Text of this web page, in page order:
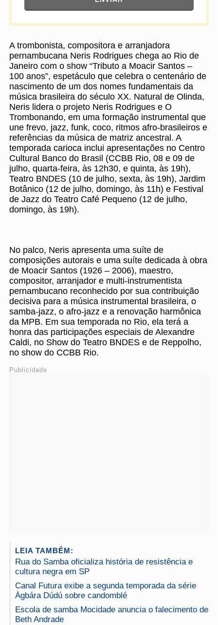
A trombonista, compositora e arranjadora
pernambucana Neris Rodrigues chega ao Rio de
Janeiro com o show “Tributo a Moacir Santos –
100 anos”, espetáculo que celebra o centenário de
nascimento de um dos nomes fundamentais da
música brasileira do século XX. Natural de Olinda,
Neris lidera o projeto Neris Rodrigues e O
Trombonando, em uma formação instrumental que
une frevo, jazz, funk, coco, ritmos afro-brasileiros e
referências da música de matriz ancestral. A
temporada carioca inclui apresentações no Centro
Cultural Banco do Brasil (CCBB Rio, 08 e 09 de
julho, quarta-feira, às 12h30, e quinta, às 19h),
Teatro BNDES (10 de julho, sexta, às 19h), Jardim
Botânico (12 de julho, domingo, às 11h) e Festival
de Jazz do Teatro Café Pequeno (12 de julho,
domingo, às 19h).
No palco, Neris apresenta uma suíte de
composições autorais e uma suíte dedicada à obra
de Moacir Santos (1926 – 2006), maestro,
compositor, arranjador e multi-instrumentista
pernambucano reconhecido por sua contribuição
decisiva para a música instrumental brasileira, o
samba-jazz, o afro-jazz e a renovação harmônica
da MPB. Em sua temporada no Rio, ela terá a
honra das participações especiais de Alexandre
Caldi, no Show do Teatro BNDES e de Reppolho,
no show do CCBB Rio.
Publicidade
LEIA TAMBÉM:
Rua do Samba oficializa história de resistência e
cultura negra em SP
Canal Futura exibe a segunda temporada da série
Àgbára Dúdú sobre candomblé
Escola de samba Mocidade anuncia o falecimento de
Beth Andrade